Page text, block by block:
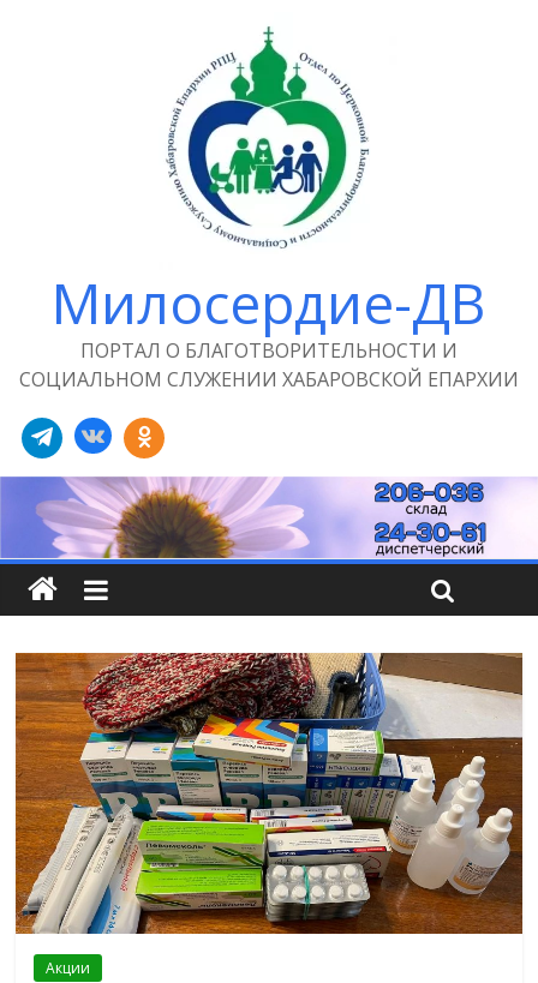
Милосердие-ДВ
ПОРТАЛ О БЛАГОТВОРИТЕЛЬНОСТИ И
СОЦИАЛЬНОМ СЛУЖЕНИИ ХАБАРОВСКОЙ ЕПАРХИИ
Акции